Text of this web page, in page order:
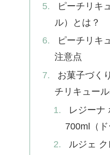
ピーチリキ
ル）とは？
ピーチリキ
注意点
お菓子づく
チリキュー
レジーナ
700ml（ド
ルジェ